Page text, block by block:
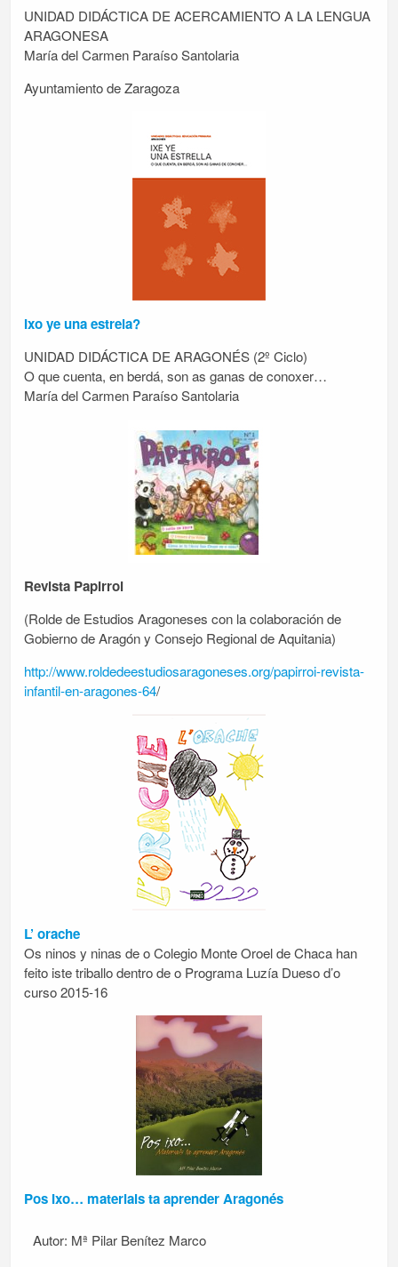
UNIDAD DIDÁCTICA DE ACERCAMIENTO A LA LENGUA
ARAGONESA
María del Carmen Paraíso Santolaria
Ayuntamiento de Zaragoza
Ixo ye una estrela?
UNIDAD DIDÁCTICA DE ARAGONÉS (2º Ciclo)
O que cuenta, en berdá, son as ganas de conoxer…
María del Carmen Paraíso Santolaria
Revista Papirroi
(Rolde de Estudios Aragoneses con la colaboración de
Gobierno de Aragón y Consejo Regional de Aquitania)
http://www.roldedeestudiosaragoneses.org/papirroi-revista-
infantil-en-aragones-64/
L’ orache
Os ninos y ninas de o Colegio Monte Oroel de Chaca han
feito iste triballo dentro de o Programa Luzía Dueso d’o
curso 2015-16
Pos Ixo… materials ta aprender Aragonés
Autor: Mª Pilar Benítez Marco